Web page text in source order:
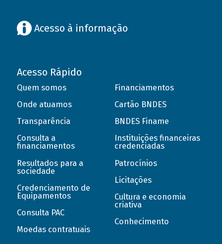
Acesso à informação
Acesso Rápido
Quem somos
Onde atuamos
Transparência
Consulta a
financiamentos
Resultados para a
sociedade
Credenciamento de
Equipamentos
Consulta PAC
Moedas contratuais
Financiamentos
Cartão BNDES
BNDES Finame
Instituições financeiras
credenciadas
Patrocínios
Licitações
Cultura e economia
criativa
Conhecimento